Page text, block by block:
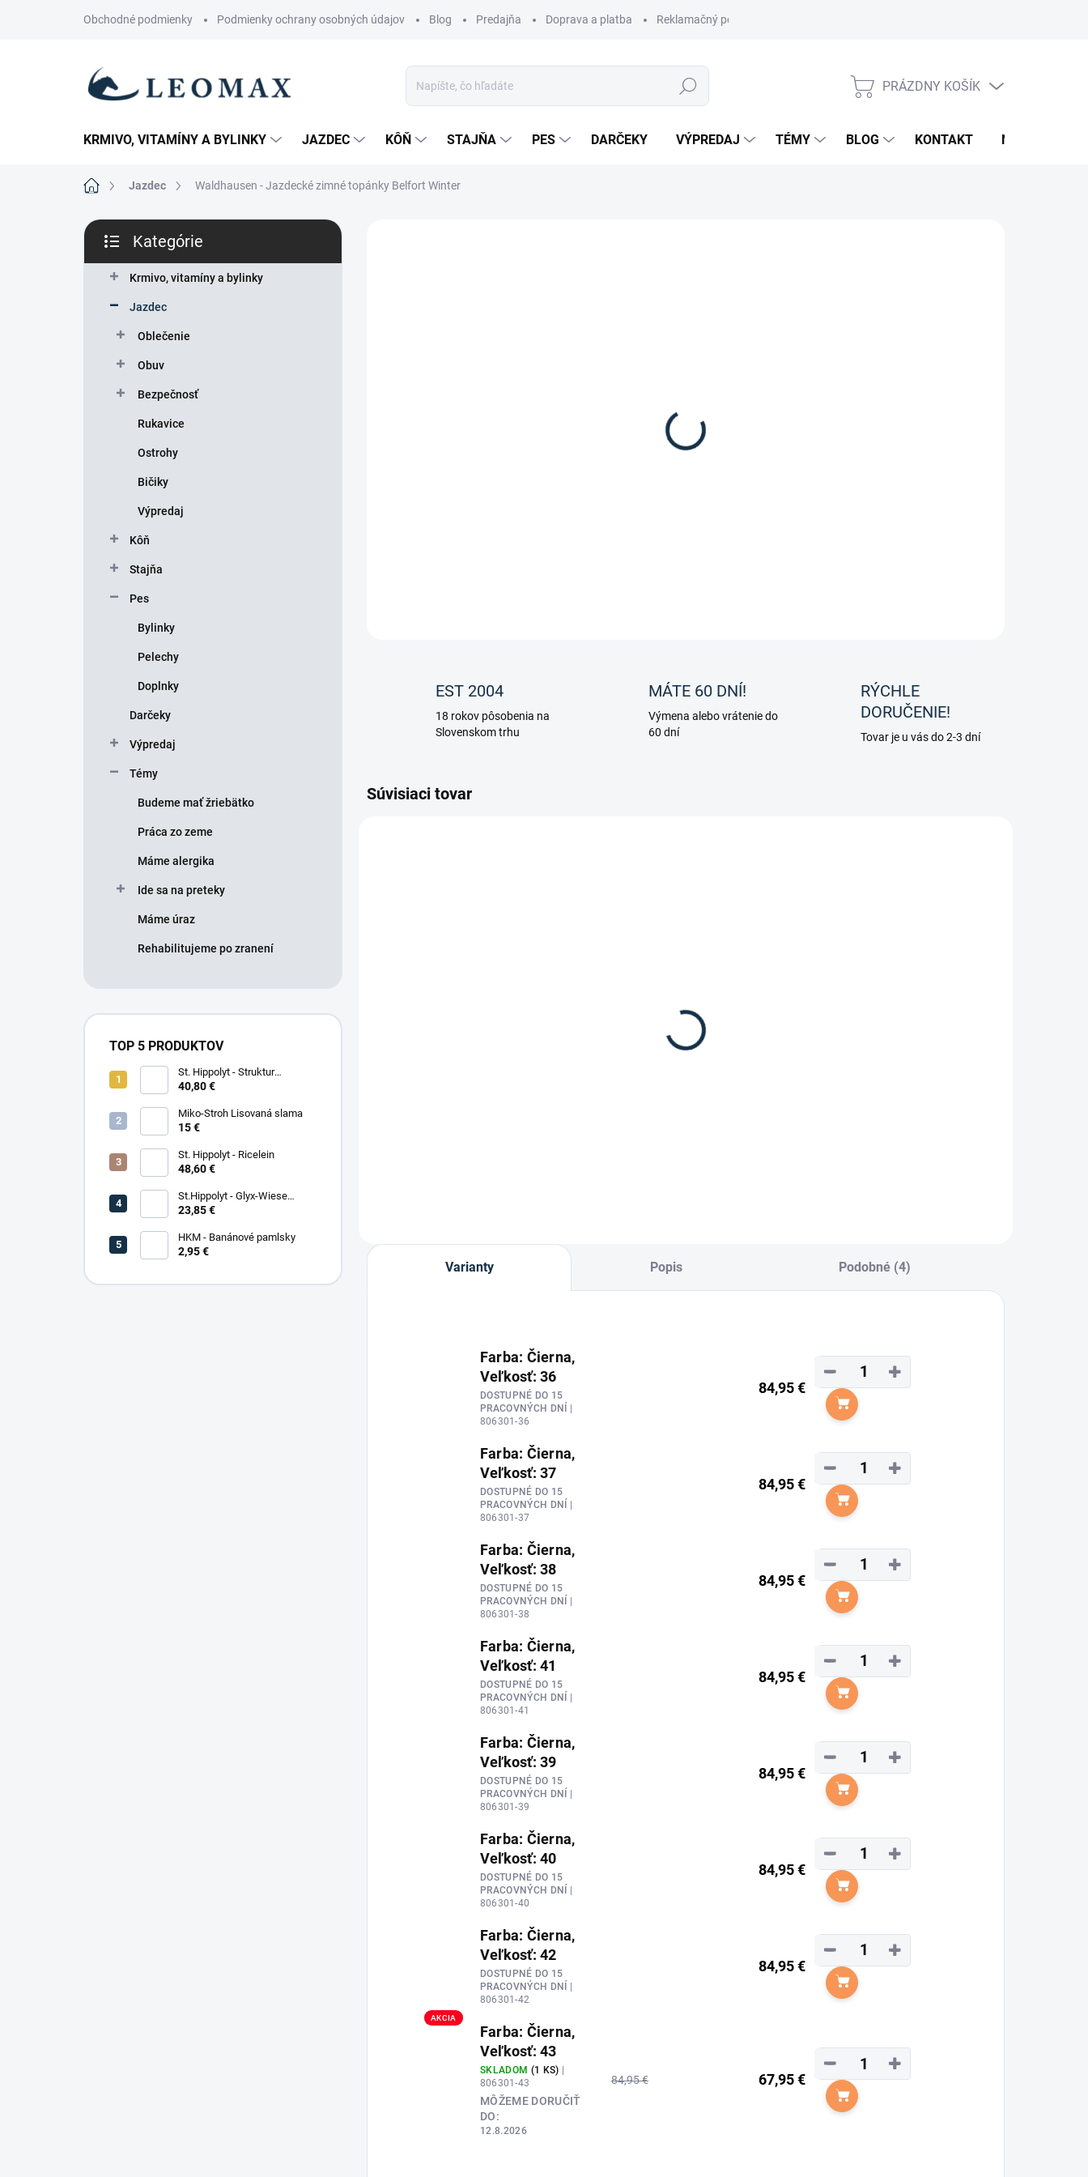
Obchodné podmienky Podmienky ochrany osobných údajov Blog Predajňa Doprava a platba Reklamačný poriadok
Hľadať
NÁKUPNÝ
PRÁZDNY KOŠÍK
KRMIVO, VITAMÍNY A BYLINKY JAZDEC KÔŇ STAJŇA PES DARČEKY VÝPREDAJ TÉMY BLOG KONTAKT NOVINKY
DomovJazdec Waldhausen - Jazdecké zimné topánky Belfort Winter
B
č
kategórie
Kategórie
Krmivo, vitamíny a bylinky
Jazdec
Oblečenie
Obuv
Bezpečnosť
Rukavice
Ostrohy
Bičiky
Výpredaj
Kôň
Stajňa
Pes
Bylinky
Pelechy
Doplnky
Darčeky
Výpredaj
Témy
Budeme mať žriebätko
Práca zo zeme
Máme alergika
Ide sa na preteky
Máme úraz
Rehabilitujeme po zranení
TOP 5 PRODUKTOV
St. Hippolyt - Struktur
Energetikum
40,80 €
Miko-Stroh Lisovaná slama
15 €
St. Hippolyt - Ricelein
48,60 €
St.Hippolyt - Glyx-Wiese
Seniorfaser
23,85 €
HKM - Banánové pamlsky
2,95 €
elegantný zimný model s klasickým vzhľadom, ktorý vás ochráni
v chlade a udrží nohy v suchu a pohodlí.
EST 2004
18 rokov pôsobenia na
Slovenskom trhu
MÁTE 60 DNÍ!
Výmena alebo vrátenie do
60 dní
RÝCHLE
DORUČENIE!
Tovar je u vás do 2-3 dní
Súvisiaci tovar
Varianty Popis Podobné (4)
Farba: Čierna,
Veľkosť: 36
DOSTUPNÉ DO 15
PRACOVNÝCH DNÍ
806301-36
84,95 €
+
−
Do košíka
Farba: Čierna,
Veľkosť: 37
DOSTUPNÉ DO 15
PRACOVNÝCH DNÍ
806301-37
84,95 €
+
−
Do košíka
Farba: Čierna,
Veľkosť: 38
DOSTUPNÉ DO 15
PRACOVNÝCH DNÍ
806301-38
84,95 €
+
−
Do košíka
Farba: Čierna,
Veľkosť: 41
DOSTUPNÉ DO 15
PRACOVNÝCH DNÍ
806301-41
84,95 €
+
−
Do košíka
Farba: Čierna,
Veľkosť: 39
DOSTUPNÉ DO 15
PRACOVNÝCH DNÍ
806301-39
84,95 €
+
−
Do košíka
Farba: Čierna,
Veľkosť: 40
DOSTUPNÉ DO 15
PRACOVNÝCH DNÍ
806301-40
84,95 €
+
−
Do košíka
Farba: Čierna,
Veľkosť: 42
DOSTUPNÉ DO 15
PRACOVNÝCH DNÍ
806301-42
84,95 €
+
−
Do košíka
AKCIA
Farba: Čierna,
Veľkosť: 43
SKLADOM (1 KS)
806301-43
MÔŽEME DORUČIŤ
DO:
12.8.2026
84,95 € 67,95 €
+
−
Do košíka